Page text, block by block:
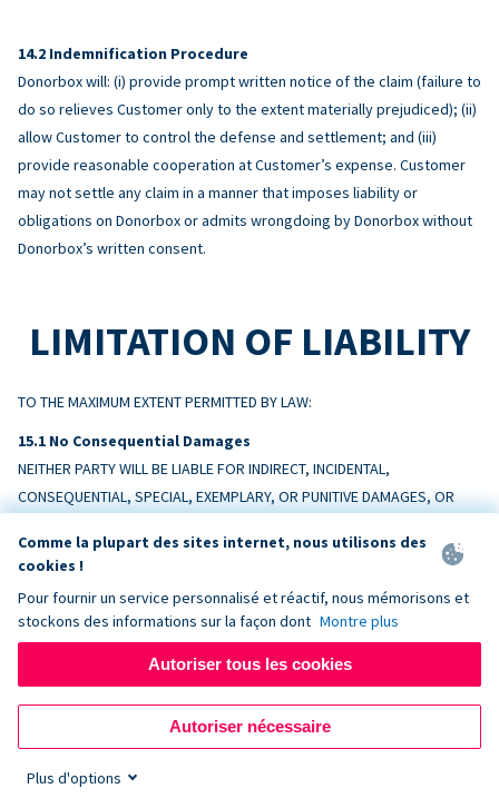
Indemnification Procedure
Donorbox will: (i) provide prompt written notice of the claim (failure to
do so relieves Customer only to the extent materially prejudiced); (ii)
allow Customer to control the defense and settlement; and (iii)
provide reasonable cooperation at Customer’s expense. Customer
may not settle any claim in a manner that imposes liability or
obligations on Donorbox or admits wrongdoing by Donorbox without
Donorbox’s written consent.
LIMITATION OF LIABILITY
TO THE MAXIMUM EXTENT PERMITTED BY LAW:
No Consequential Damages
NEITHER PARTY WILL BE LIABLE FOR INDIRECT, INCIDENTAL,
CONSEQUENTIAL, SPECIAL, EXEMPLARY, OR PUNITIVE DAMAGES, OR
TO THIS AGREEMENT, EVEN IF ADVISED OF THE POSSIBILITY.
Liability Cap
DONORBOX’S TOTAL AGGREGATE LIABILITY ARISING OUT OF OR
RELATING TO THIS AGREEMENT WILL NOT EXCEED THE AMOUNTS PAID BY
CUSTOMER TO DONORBOX IN THE TWELVE (12) MONTHS PRECEDING
THE EVENT GIVING RISE TO THE CLAIM.
Nothing limits liability for: (a) amounts Customer owes Donorbox; (b)
Comme la plupart des sites internet, nous utilisons des
cookies !
Pour fournir un service personnalisé et réactif, nous mémorisons et
stockons des informations sur la façon dont Montre plus
Autoriser tous les cookies
Autoriser nécessaire
Plus d'options